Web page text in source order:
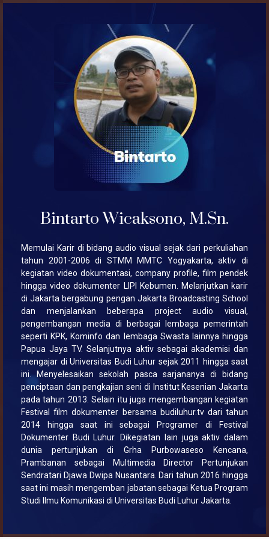
Bintarto Wicaksono, M.Sn.
Memulai Karir di bidang audio visual sejak dari perkuliahan
tahun 2001-2006 di STMM MMTC Yogyakarta, aktiv di
kegiatan video dokumentasi, company profile, film pendek
hingga video dokumenter LIPI Kebumen. Melanjutkan karir
di Jakarta bergabung pengan Jakarta Broadcasting School
dan menjalankan beberapa project audio visual,
pengembangan media di berbagai lembaga pemerintah
seperti KPK, Kominfo dan lembaga Swasta lainnya hingga
Papua Jaya TV. Selanjutnya aktiv sebagai akademisi dan
mengajar di Universitas Budi Luhur sejak 2011 hingga saat
ini. Menyelesaikan sekolah pasca sarjananya di bidang
penciptaan dan pengkajian seni di Institut Kesenian Jakarta
pada tahun 2013. Selain itu juga mengembangan kegiatan
Festival film dokumenter bersama budiluhur.tv dari tahun
2014 hingga saat ini sebagai Programer di Festival
Dokumenter Budi Luhur. Dikegiatan lain juga aktiv dalam
dunia pertunjukan di Grha Purbowaseso Kencana,
Prambanan sebagai Multimedia Director Pertunjukan
Sendratari Djawa Dwipa Nusantara. Dari tahun 2016 hingga
saat ini masih mengemban jabatan sebagai Ketua Program
Studi Ilmu Komunikasi di Universitas Budi Luhur Jakarta.